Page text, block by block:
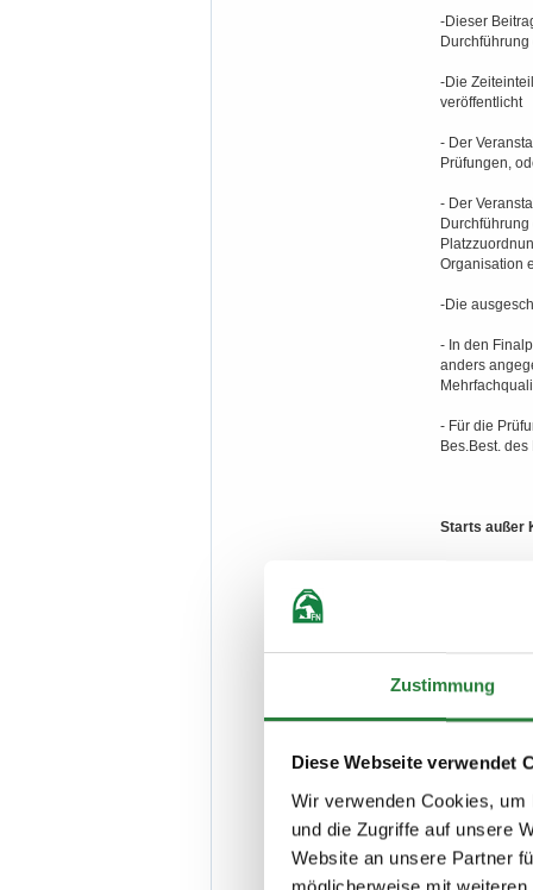
Zustimmung
Diese Webseite verwendet
Wir verwenden Cookies,
und die Zugriffe auf unsere
Website an unsere Partner
-Dieser
-Die
veröffentlicht
- Der
Prüfungen,
- Der
Organisation
-Die
- In den
anders
- Für die
Bes.Best.
Starts außer
jeweiligen LP
a)
der jeweiligen
b)